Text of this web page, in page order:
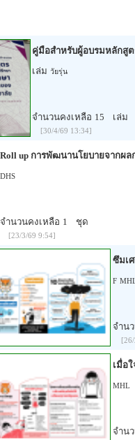
คู่มือสำหรับผู้อบรมหลักสู
เล่ม วัยรุ่น
จำนวนคงเหลือ 15 เล่ม
[30/4/69 13:34]
Roll up การพัฒนานโยบายจากผ
DHS
จำนวนคงเหลือ 1 ชุด
[23/3/69 9:54]
ซึมเ
F
จำน
เมื่อ
MHL
จำน